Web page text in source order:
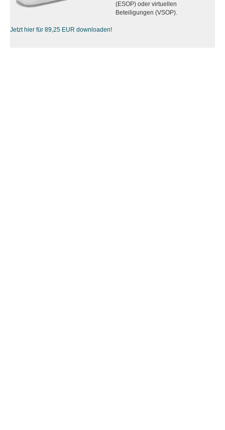
(ESOP) oder virtuellen
Beteiligungen (VSOP).
Jetzt hier für 89,25 EUR downloaden!